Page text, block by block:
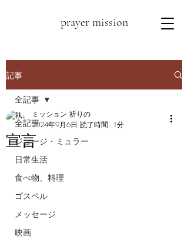
prayer mission
記事
全記事
ジョージ・ミュラー
日常生活
食べ物、料理
ゴスペル
メッセージ
映画
全記事
宣言
ミッション 祈りの
2024年9月6日 読了時間: 1分